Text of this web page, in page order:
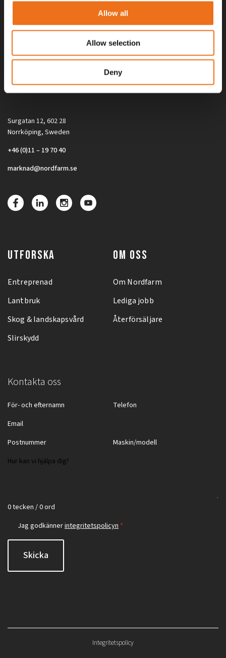
Allow all
Allow selection
Deny
Alla priser på tillbehör och tillval gäller vid köp av ny maskin. Priserna
gäller inte vid köp av enskild produkt, till exempel
Surgatan 12, 602 28
Norrköping, Sweden
+46 (0)11 – 19 70 40
marknad@nordfarm.se
UTFORSKA
Entreprenad
Lantbruk
Skog & landskapsvård
Slirskydd
OM OSS
Om Nordfarm
Lediga jobb
Återförsäljare
Kontakta oss
0 tecken / 0 ord
Jag godkännerintegritetspolicyn *
Skicka
Integritetspolicy